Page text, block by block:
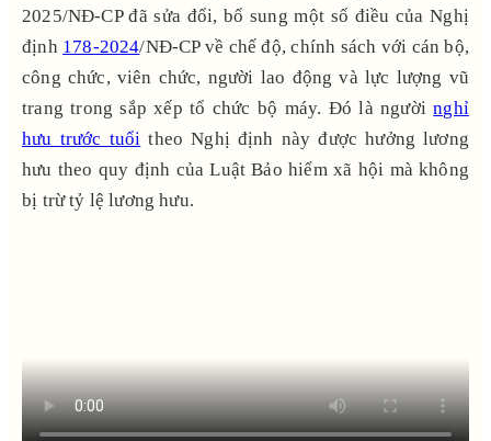
2025/NĐ-CP đã sửa đổi, bổ sung một số điều của Nghị
định 178-2024/NĐ-CP về chế độ, chính sách với cán bộ,
công chức, viên chức, người lao động và lực lượng vũ
trang trong sắp xếp tổ chức bộ máy. Đó là ngườinghỉ
hưu trước tuổi theo Nghị định này được hưởng lương
hưu theo quy định của Luật Bảo hiểm xã hội mà không
bị trừ tỷ lệ lương hưu.